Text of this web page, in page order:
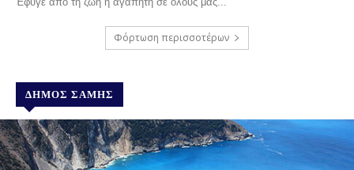
Φόρτωση περισσοτέρων
ΔΉΜΟΣ ΣΆΜΗΣ